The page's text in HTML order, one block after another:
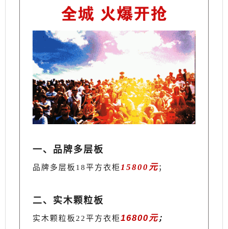
一、品牌多层板
品牌多层板18平方衣柜15800元；
二、实木颗粒板
实木颗粒板22平方衣柜16800元；